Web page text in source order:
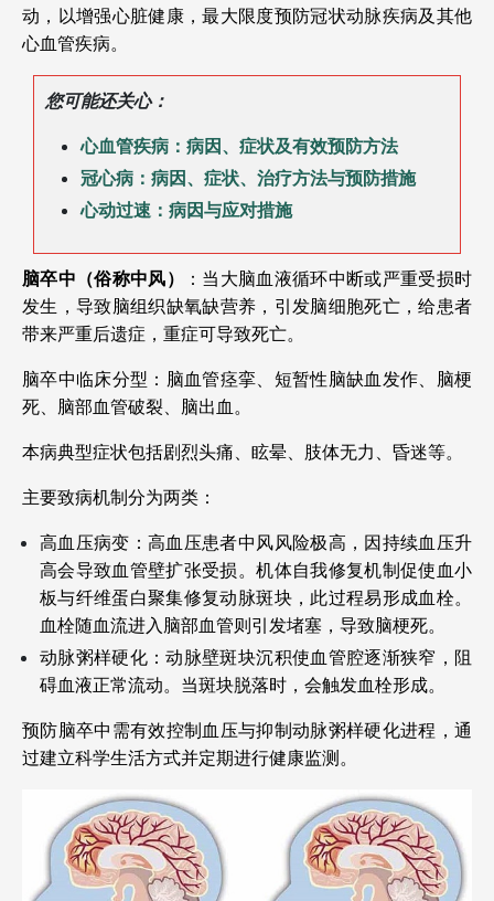
动，以增强心脏健康，最大限度预防冠状动脉疾病及其他
心血管疾病。
您可能还关心：
心血管疾病：病因、症状及有效预防方法
冠心病：病因、症状、治疗方法与预防措施
心动过速：病因与应对措施
脑卒中（俗称中风）
：当大脑血液循环中断或严重受损时
发生，导致脑组织缺氧缺营养，引发脑细胞死亡，给患者
带来严重后遗症，重症可导致死亡。
脑卒中临床分型：脑血管痉挛、短暂性脑缺血发作、脑梗
死、脑部血管破裂、脑出血。
本病典型症状包括剧烈头痛、眩晕、肢体无力、昏迷等。
主要致病机制分为两类：
高血压病变：高血压患者中风风险极高，因持续血压升
高会导致血管壁扩张受损。机体自我修复机制促使血小
板与纤维蛋白聚集修复动脉斑块，此过程易形成血栓。
血栓随血流进入脑部血管则引发堵塞，导致脑梗死。
动脉粥样硬化：动脉壁斑块沉积使血管腔逐渐狭窄，阻
碍血液正常流动。当斑块脱落时，会触发血栓形成。
预防脑卒中需有效控制血压与抑制动脉粥样硬化进程，通
过建立科学生活方式并定期进行健康监测。